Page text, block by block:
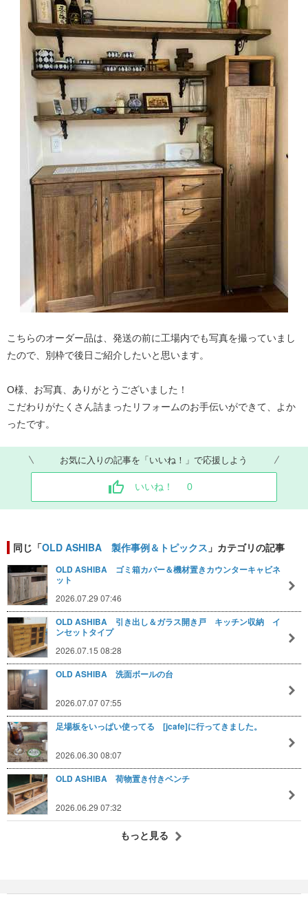
こちらのオーダー品は、発送の前に工場内でも写真を撮っていまし
たので、別枠で後日ご紹介したいと思います。
O様、お写真、ありがとうございました！
こだわりがたくさん詰まったリフォームのお手伝いができて、よか
ったです。
お気に入りの記事を「いいね！」で応援しよう
いいね！ 0
同じ「OLD ASHIBA 製作事例＆トピックス 」カテゴリの記事
OLD ASHIBA ゴミ箱カバー＆機材置きカウンターキャビネ
ット
2026.07.29 07:46
OLD ASHIBA 引き出し＆ガラス開き戸 キッチン収納 イ
ンセットタイプ
2026.07.15 08:28
OLD ASHIBA 洗面ボールの台
2026.07.07 07:55
足場板をいっぱい使ってる [jcafe]に行ってきました。
2026.06.30 08:07
OLD ASHIBA 荷物置き付きベンチ
2026.06.29 07:32
もっと見る